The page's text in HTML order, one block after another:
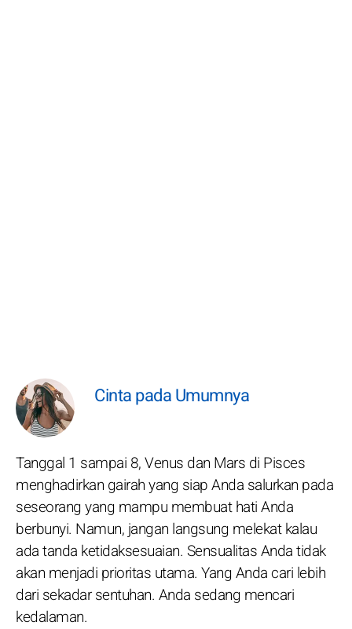
Cinta pada Umumnya
Tanggal 1 sampai 8, Venus dan Mars di Pisces
menghadirkan gairah yang siap Anda salurkan pada
seseorang yang mampu membuat hati Anda
berbunyi. Namun, jangan langsung melekat kalau
ada tanda ketidaksesuaian. Sensualitas Anda tidak
akan menjadi prioritas utama. Yang Anda cari lebih
dari sekadar sentuhan. Anda sedang mencari
kedalaman.